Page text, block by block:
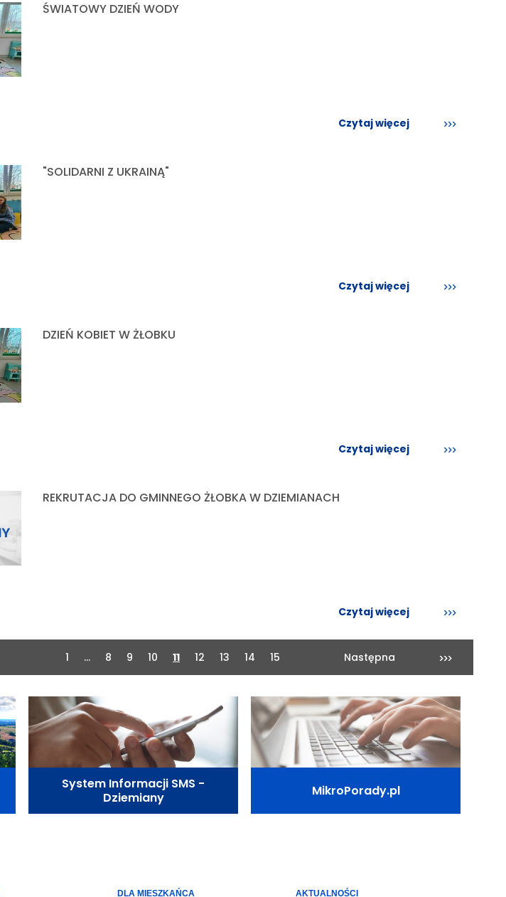
ŚWIATOWY DZIEŃ WODY
Czytaj więcej
"SOLIDARNI Z UKRAINĄ"
Czytaj więcej
DZIEŃ KOBIET W ŻŁOBKU
Czytaj więcej
REKRUTACJA DO GMINNEGO ŻŁOBKA W DZIEMIANACH
Czytaj więcej
1 ... 8 9 10 11 12 13 14 15 Następna
System Informacji SMS -
Dziemiany
MikroPorady.pl
DLA MIESZKAŃCA AKTUALNOŚCI